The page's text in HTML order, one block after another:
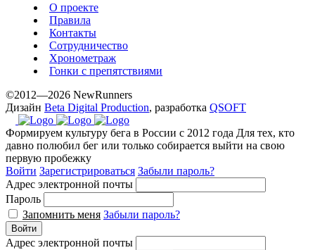
О проекте
Правила
Контакты
Сотрудничество
Хронометраж
Гонки с препятствиями
©2012—2026 NewRunners
Дизайн Beta Digital Production, разработка QSOFT
Формируем культуру бега в России с 2012 года Для тех, кто
давно полюбил бег или только собирается выйти на свою
первую пробежку
Войти Зарегистрироваться Забыли пароль?
Адрес электронной почты
Пароль
Запомнить меня Забыли пароль?
Войти
Адрес электронной почты